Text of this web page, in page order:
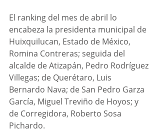
El ranking del mes de abril lo
encabeza la presidenta municipal de
Huixquilucan, Estado de México,
Romina Contreras; seguida del
alcalde de Atizapán, Pedro Rodríguez
Villegas; de Querétaro, Luis
Bernardo Nava; de San Pedro Garza
García, Miguel Treviño de Hoyos; y
de Corregidora, Roberto Sosa
Pichardo.